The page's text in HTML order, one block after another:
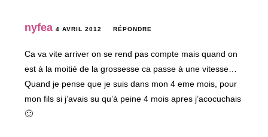
nyfea 4 AVRIL 2012 RÉPONDRE
Ca va vite arriver on se rend pas compte mais quand on
est à la moitié de la grossesse ca passe à une vitesse…
Quand je pense que je suis dans mon 4 eme mois, pour
mon fils si j’avais su qu’à peine 4 mois apres j’acocuchais
🙂